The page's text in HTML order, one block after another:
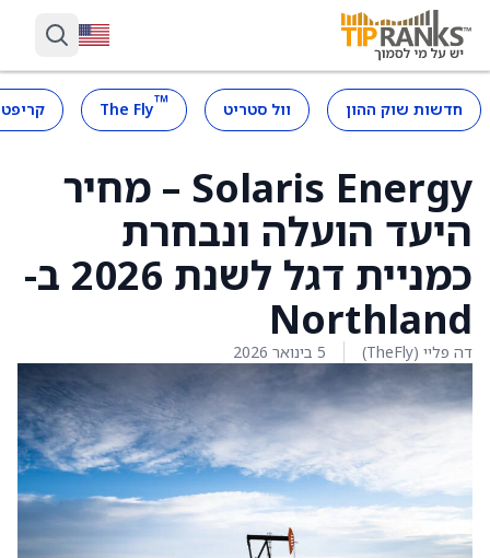
חדשות שוק ההון וול סטריט ™
The Fly
Solaris Energy – מחיר
היעד הועלה ונבחרת
כמניית דגל לשנת 2026 ב-
Northland
דה פליי (TheFly) 5 בינואר 2026